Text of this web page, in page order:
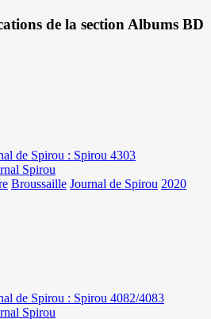
de la section Albums BD
de Spirou : Spirou 4303
Spirou
Broussaille Journal de Spirou 2020
de Spirou : Spirou 4082/4083
Spirou